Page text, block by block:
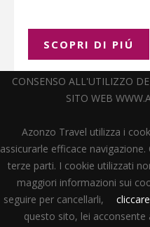
CONSENSO ALL'UTILIZZO
SITO WEB
Azonzo Travel utilizza i
assicurarle efficace
terze parti. I cookie utilizzati
maggiori informazioni sui
seguire per cancellarli,
questo sito, lei acconsente
SCOPRI DI PIÚ